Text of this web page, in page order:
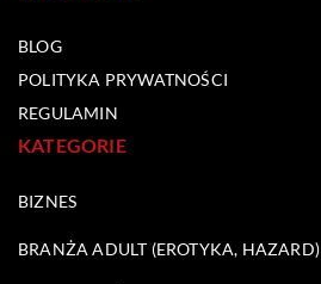
BLOG
POLITYKA PRYWATNOŚCI
REGULAMIN
KATEGORIE
BIZNES
BRANŻA ADULT (EROTYKA, HAZARD)